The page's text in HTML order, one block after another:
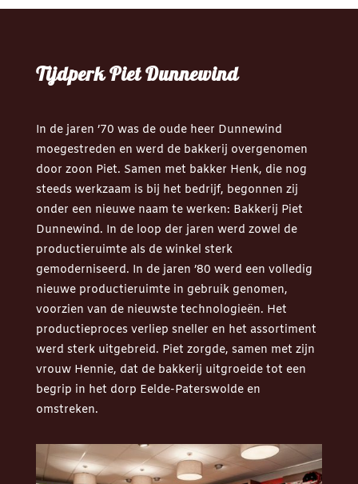
Tijdperk Piet Dunnewind
In de jaren ’70 was de oude heer Dunnewind
moegestreden en werd de bakkerij overgenomen
door zoon Piet. Samen met bakker Henk, die nog
steeds werkzaam is bij het bedrijf, begonnen zij
onder een nieuwe naam te werken: Bakkerij Piet
Dunnewind. In de loop der jaren werd zowel de
productieruimte als de winkel sterk
gemoderniseerd. In de jaren ’80 werd een volledig
nieuwe productieruimte in gebruik genomen,
voorzien van de nieuwste technologieën. Het
productieproces verliep sneller en het assortiment
werd sterk uitgebreid. Piet zorgde, samen met zijn
vrouw Hennie, dat de bakkerij uitgroeide tot een
begrip in het dorp Eelde-Paterswolde en
omstreken.